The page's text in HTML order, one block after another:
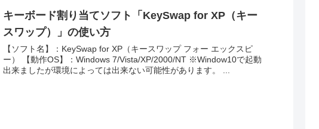
キーボード割り当てソフト「KeySwap for XP（キー
スワップ）」の使い方
【ソフト名】：KeySwap for XP（キースワップ フォー エックスピ
ー） 【動作OS】：Windows 7/Vista/XP/2000/NT ※Window10で起動
出来ましたが環境によっては出来ない可能性があります。 ...